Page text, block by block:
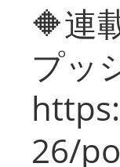
🔶連
プッ
26/